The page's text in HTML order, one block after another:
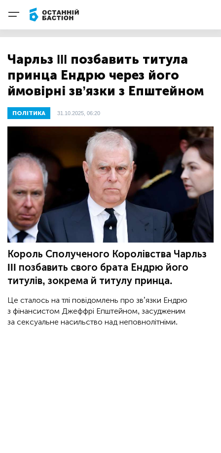
Чарльз III позбавить титула
принца Ендрю через його
ймовірні зв’язки з Епштейном
ПОЛІТИКА 31.10.2025, 06:20
Король Сполученого Королівства Чарльз
III позбавить свого брата Ендрю його
титулів, зокрема й титулу принца.
Це сталось на тлі повідомлень про зв’язки Ендрю
з фінансистом Джеффрі Епштейном, засудженим
за сексуальне насильство над неповнолітніми.